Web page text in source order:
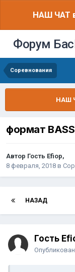
НАШ ЧАТ
Форум
Соревнования
НАШ
формат BASS
Автор Гость Efiop,
8 февраля, 2018 в
НАЗАД
Гость